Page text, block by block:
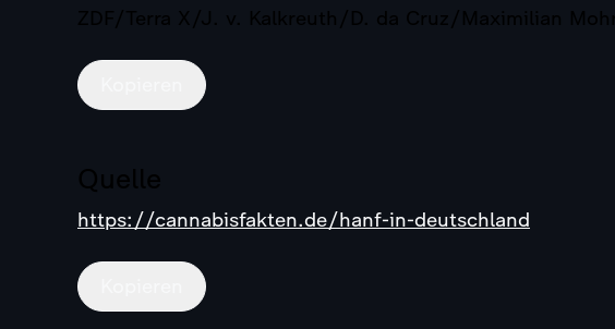
ZDF/Terra X/J. v. Kalkreuth/D. da Cruz/Maximilian Mohr
Quelle
https://cannabisfakten.de/hanf-in-deutschland